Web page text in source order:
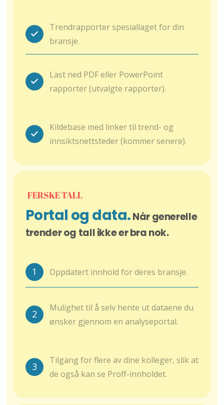
Trendrapporter spesiallaget for din
bransje.
Last ned PDF eller PowerPoint
rapporter (utvalgte rapporter).
Kildebase med linker til trend- og
innsiktsnettsteder (kommer senere).
FERSKE TALL
Portal og data.Når generelle
trender og tall ikke er bra nok.
1 Oppdatert innhold for deres bransje.
2
Mulighet til å selv hente ut dataene du
ønsker gjennom en analyseportal.
3
Tilgang for flere av dine kolleger, slik at
de også kan se Proff-innholdet.